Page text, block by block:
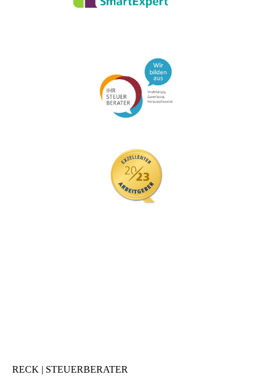
RECK | STEUERBERATER